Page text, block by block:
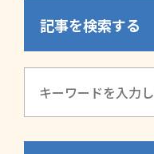
記事を検索する